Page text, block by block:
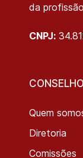
da
CNPJ:
CONSELHO
Quem
Diretoria
Comissões